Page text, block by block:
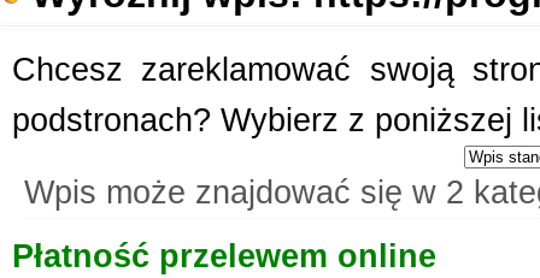
Chcesz zareklamować swoją
podstronach? Wybierz z poniższej
Wpis może znajdować się w 2
Płatność przelewem online